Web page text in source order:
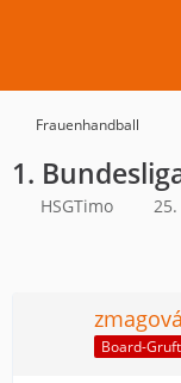
Frauenhandball
1.
HSGTimo
Board-